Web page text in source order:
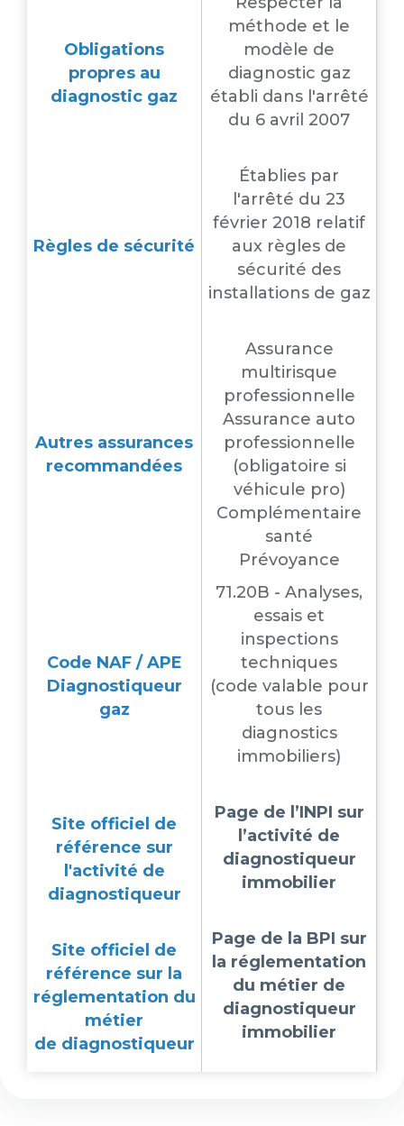
Obligations
propres au
diagnostic gaz
méthode et le
modèle de
diagnostic gaz
établi dans l'arrêté
du 6 avril 2007
Règles de sécurité
Établies par
l'arrêté du 23
février 2018 relatif
aux règles de
sécurité des
installations de gaz
Autres assurances
recommandées
Assurance
multirisque
professionnelle
Assurance auto
professionnelle
(obligatoire si
véhicule pro)
Complémentaire
santé
Prévoyance
Code NAF / APE
Diagnostiqueur
gaz
71.20B - Analyses,
essais et
inspections
techniques
(code valable pour
tous les
diagnostics
immobiliers)
Site officiel de
référence sur
l'activité de
diagnostiqueur
Page de l’INPI sur
l’activité de
diagnostiqueur
immobilier
Site officiel de
référence sur la
réglementation du
métier
de diagnostiqueur
Page de la BPI sur
la réglementation
du métier de
diagnostiqueur
immobilier